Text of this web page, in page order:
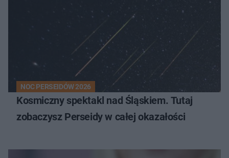
NOC PERSEIDÓW 2026
Kosmiczny spektakl nad Śląskiem. Tutaj
zobaczysz Perseidy w całej okazałości